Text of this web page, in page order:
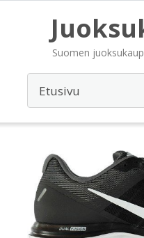
Suomen